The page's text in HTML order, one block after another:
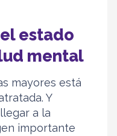
estado
mental
mayores está
Y
a la
importante